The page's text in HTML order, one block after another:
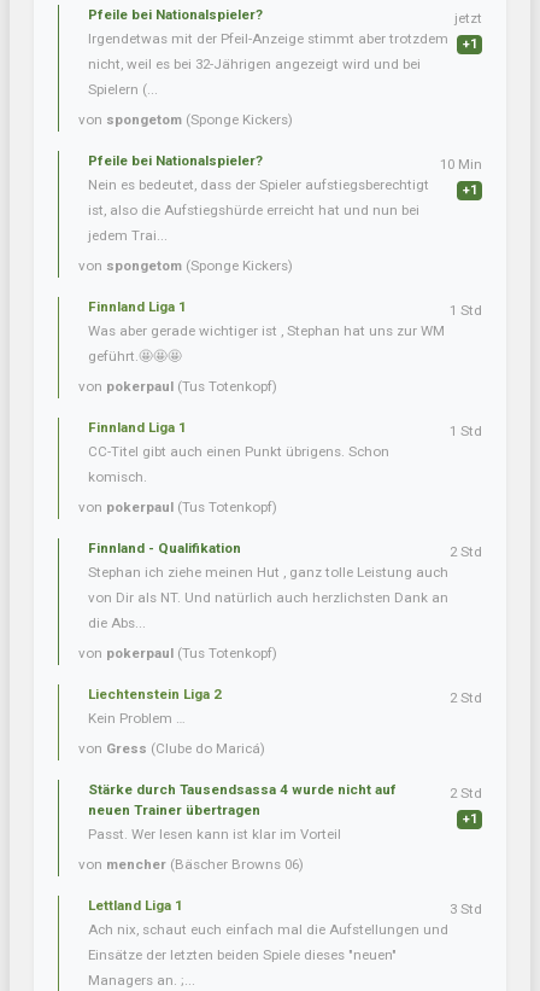
Pfeile bei Nationalspieler?
Irgendetwas mit der Pfeil-Anzeige stimmt aber trotzdem
nicht, weil es bei 32-Jährigen angezeigt wird und bei
Spielern (...
von spongetom (Sponge Kickers)
jetzt
+1
Pfeile bei Nationalspieler?
Nein es bedeutet, dass der Spieler aufstiegsberechtigt
ist, also die Aufstiegshürde erreicht hat und nun bei
jedem Trai...
von spongetom (Sponge Kickers)
10 Min
+1
Finnland Liga 1
Was aber gerade wichtiger ist , Stephan hat uns zur WM
geführt.🤩🤩🤩
von pokerpaul (Tus Totenkopf)
1 Std
Finnland Liga 1
CC-Titel gibt auch einen Punkt übrigens. Schon
komisch.
von pokerpaul (Tus Totenkopf)
1 Std
Finnland - Qualifikation
Stephan ich ziehe meinen Hut , ganz tolle Leistung auch
von Dir als NT. Und natürlich auch herzlichsten Dank an
die Abs...
von pokerpaul (Tus Totenkopf)
2 Std
Liechtenstein Liga 2
Kein Problem …
von Gress (Clube do Maricá)
2 Std
Stärke durch Tausendsassa 4 wurde nicht auf
neuen Trainer übertragen
Passt. Wer lesen kann ist klar im Vorteil
von mencher (Bäscher Browns 06)
2 Std
+1
Lettland Liga 1
Ach nix, schaut euch einfach mal die Aufstellungen und
Einsätze der letzten beiden Spiele dieses "neuen"
Managers an. ;...
3 Std